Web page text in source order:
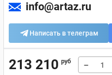
info@artaz.ru
Написать в телеграм
213 210 руб −